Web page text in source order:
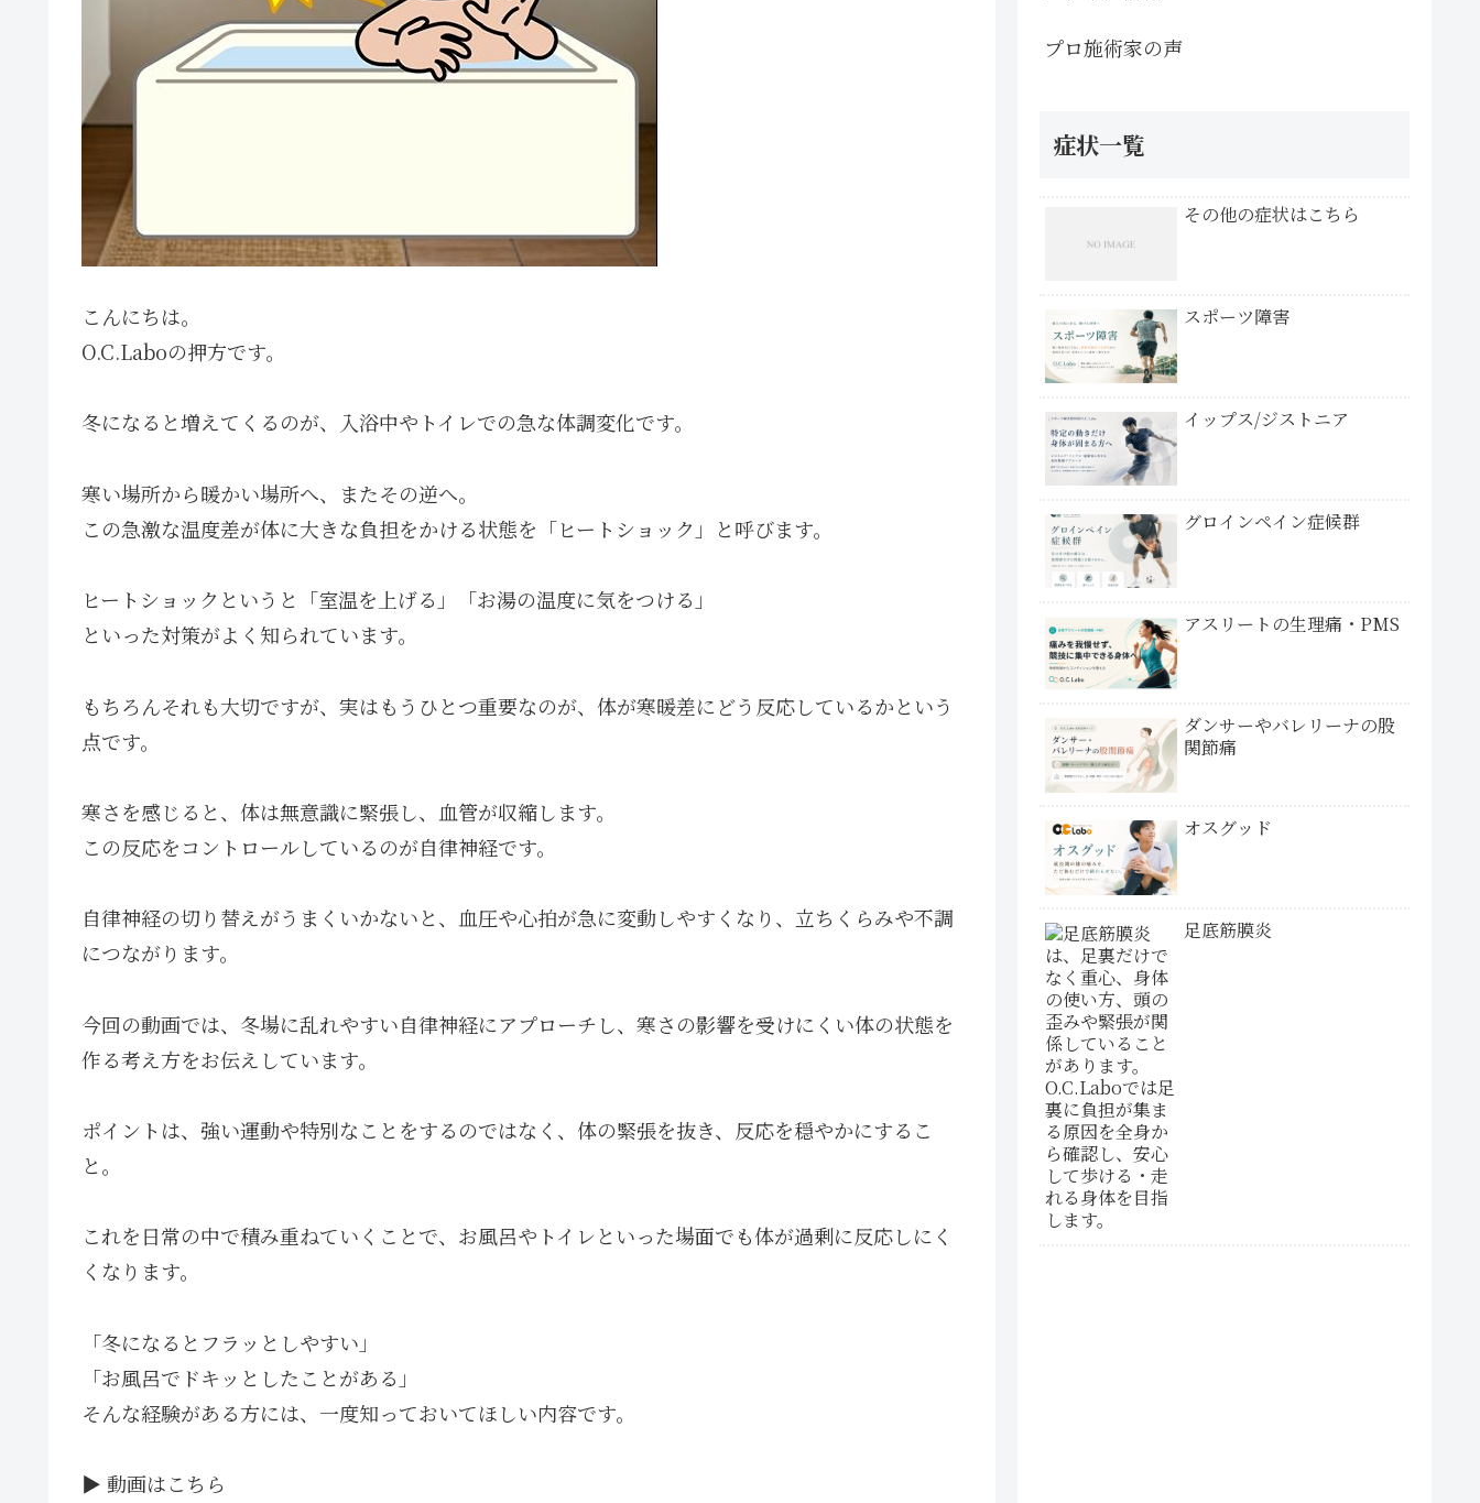
こんにちは。
O.C.Laboの押方です。
冬になると増えてくるのが、入浴中やトイレでの急な体調変化です。
寒い場所から暖かい場所へ、またその逆へ。
この急激な温度差が体に大きな負担をかける状態を「ヒートショック」と呼びます。
ヒートショックというと「室温を上げる」「お湯の温度に気をつける」
といった対策がよく知られています。
もちろんそれも大切ですが、実はもうひとつ重要なのが、体が寒暖差にどう反応しているかという
点です。
寒さを感じると、体は無意識に緊張し、血管が収縮します。
この反応をコントロールしているのが自律神経です。
自律神経の切り替えがうまくいかないと、血圧や心拍が急に変動しやすくなり、立ちくらみや不調
につながります。
今回の動画では、冬場に乱れやすい自律神経にアプローチし、寒さの影響を受けにくい体の状態を
作る考え方をお伝えしています。
ポイントは、強い運動や特別なことをするのではなく、体の緊張を抜き、反応を穏やかにするこ
と。
これを日常の中で積み重ねていくことで、お風呂やトイレといった場面でも体が過剰に反応しにく
くなります。
「冬になるとフラッとしやすい」
「お風呂でドキッとしたことがある」
そんな経験がある方には、一度知っておいてほしい内容です。
▶ 動画はこちら
プロ施術家の声
症状一覧
その他の症状はこちら
スポーツ障害
イップス/ジストニア
グロインペイン症候群
アスリートの生理痛・PMS
ダンサーやバレリーナの股
関節痛
オスグッド
足底筋膜炎